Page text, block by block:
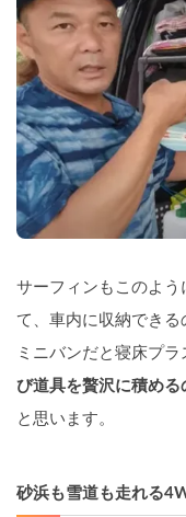
サーフィンもこのよう
て、車内に収納できる
ミニバンだと寝床プラ
び道具を贅沢に積め
と思います。
砂浜も雪道も走れる